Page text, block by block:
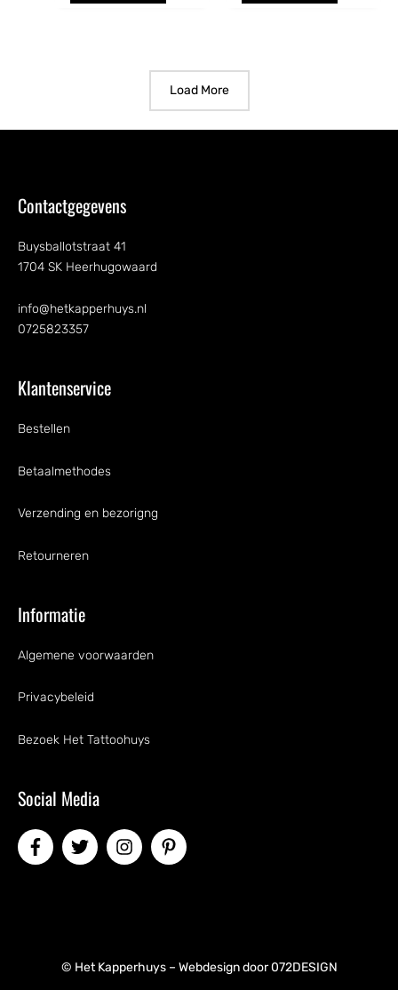
Load More
Contactgegevens
Buysballotstraat 41
1704 SK Heerhugowaard
info@hetkapperhuys.nl
0725823357
Klantenservice
Bestellen
Betaalmethodes
Verzending en bezorigng
Retourneren
Informatie
Algemene voorwaarden
Privacybeleid
Bezoek Het Tattoohuys
Social Media
© Het Kapperhuys – Webdesign door072DESIGN